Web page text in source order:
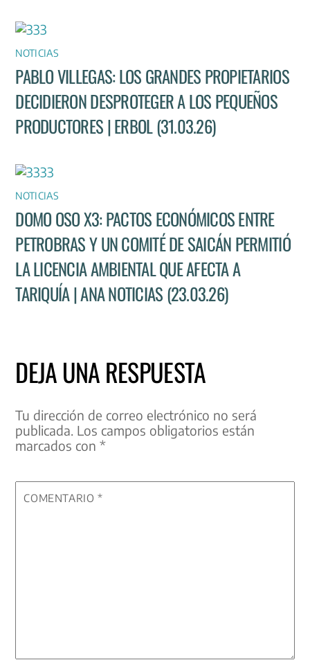
NOTICIAS
PABLO VILLEGAS: LOS GRANDES PROPIETARIOS
DECIDIERON DESPROTEGER A LOS PEQUEÑOS
PRODUCTORES | ERBOL (31.03.26)
NOTICIAS
DOMO OSO X3: PACTOS ECONÓMICOS ENTRE
PETROBRAS Y UN COMITÉ DE SAICÁN PERMITIÓ
LA LICENCIA AMBIENTAL QUE AFECTA A
TARIQUÍA | ANA NOTICIAS (23.03.26)
DEJA UNA RESPUESTA
Tu dirección de correo electrónico no será
publicada. Los campos obligatorios están
marcados con*
COMENTARIO*